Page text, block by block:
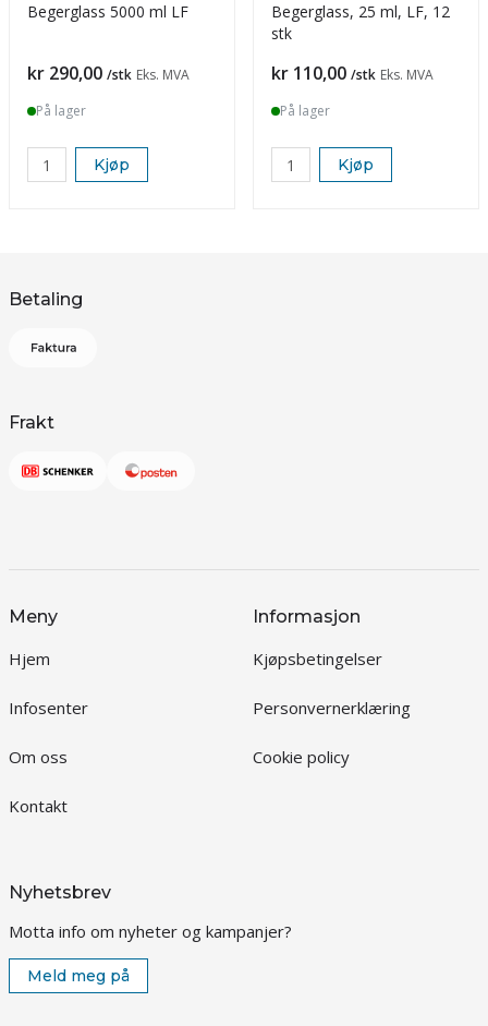
Begerglass 5000 ml LF
Pris
kr 290,00 /stk Eks. MVA
På lager
Kjøp
Begerglass, 25 ml, LF, 12
stk
Pris
kr 110,00 /stk Eks. MVA
På lager
Kjøp
Betaling
Frakt
Meny
Hjem
Infosenter
Om oss
Kontakt
Informasjon
Kjøpsbetingelser
Personvernerklæring
Cookie policy
Nyhetsbrev
Motta info om nyheter og kampanjer?
Meld meg på